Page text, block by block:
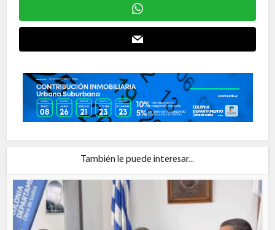
También le puede interesar...